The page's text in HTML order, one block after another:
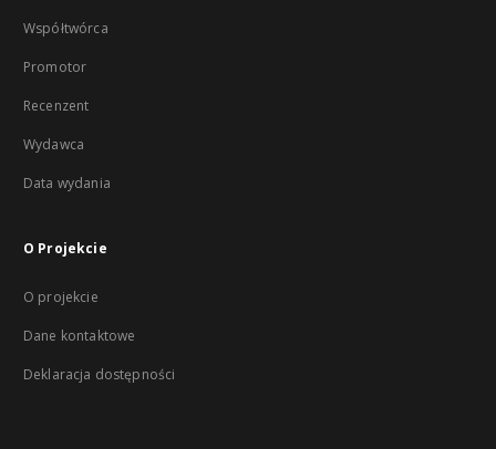
Współtwórca
Promotor
Recenzent
Wydawca
Data wydania
O Projekcie
O projekcie
Dane kontaktowe
Deklaracja dostępności